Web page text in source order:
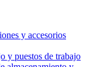
y accesorios
y puestos de trabajo